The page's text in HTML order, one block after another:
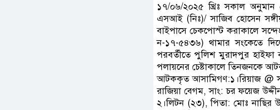
১৭/০৬/২০২৫ খ্রিঃ সকাল অনুমান
এসআই (নিঃ)/ সাজিব হোসেন
বাইপাসে চেকপোস্ট করাকালে
ন-১৭-৫৪৩৬) থামার সংকেতে
পরবর্তীতে পুলিশ মুরাদপুর হাইফা
পলায়নের চেষ্টাকালে তিনজনকে
আটককৃত আসামিগণ:১।রিয়াজ @
রাজিয়া বেগম, সাং: চর ফয়েজ
২।লিটন (২৩), পিতা: মোঃ নাছির